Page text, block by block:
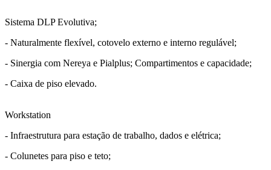
Sistema DLP Evolutiva;
- Naturalmente flexível, cotovelo externo e interno regulável;
- Sinergia com Nereya e Pialplus; Compartimentos e capacidade;
- Caixa de piso elevado.
Workstation
- Infraestrutura para estação de trabalho, dados e elétrica;
- Colunetes para piso e teto;